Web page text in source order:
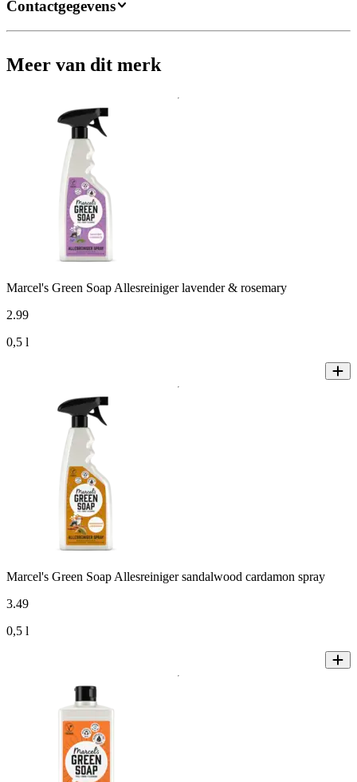
Contactgegevens
Meer van dit merk
Marcel's Green Soap Allesreiniger lavender & rosemary
2.99
0,5 l
Marcel's Green Soap Allesreiniger sandalwood cardamon spray
3.49
0,5 l